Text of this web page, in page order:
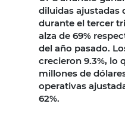
diluidas ajustadas
durante el tercer
alza de 69%
del año pasado.
crecieron 9.3%, lo
millones de
operativas
62%.